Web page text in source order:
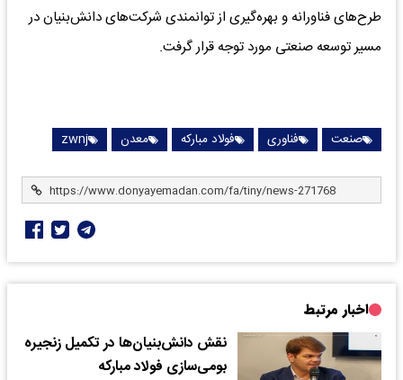
طرح‌های فناورانه و بهره‌گیری از توانمندی شرکت‌های دانش‌بنیان در
مسیر توسعه صنعتی مورد توجه قرار گرفت.
صنعت فناوری فولاد مبارکه معدن zwnj
اخبار مرتبط
نقش دانش‌بنیان‌ها در تکمیل زنجیره
بومی‌سازی فولاد مبارکه